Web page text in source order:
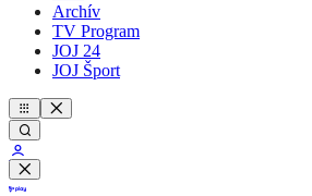
Archív
TV Program
JOJ 24
JOJ Šport